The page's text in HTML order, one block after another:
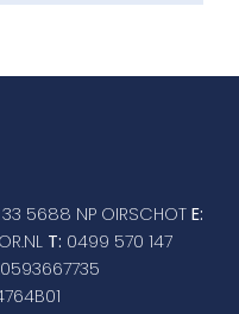
33 5688 NP OIRSCHOT E:
T: 0499 570 147